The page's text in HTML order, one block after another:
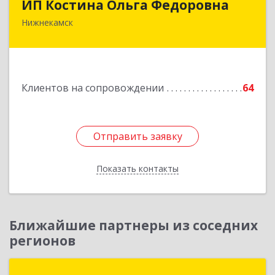
ИП Костина Ольга Федоровна
Нижнекамск
Клиентов на сопровождении 64
Отправить заявку
Показать контакты
Отправить заявку
Назад
Ближайшие партнеры из соседних
регионов